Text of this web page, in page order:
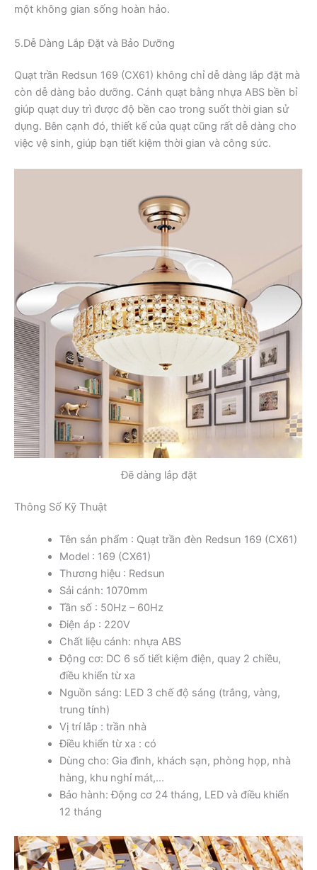
một không gian sống hoàn hảo.
5.Dễ Dàng Lắp Đặt và Bảo Dưỡng
Quạt trần Redsun 169 (CX61) không chỉ dễ dàng lắp đặt mà
còn dễ dàng bảo dưỡng. Cánh quạt bằng nhựa ABS bền bỉ
giúp quạt duy trì được độ bền cao trong suốt thời gian sử
dụng. Bên cạnh đó, thiết kế của quạt cũng rất dễ dàng cho
việc vệ sinh, giúp bạn tiết kiệm thời gian và công sức.
Đẽ dàng lắp đặt
Thông Số Kỹ Thuật
Tên sản phẩm : Quạt trần đèn Redsun 169 (CX61)
Model : 169 (CX61)
Thương hiệu : Redsun
Sải cánh: 1070mm
Tần số : 50Hz – 60Hz
Điện áp : 220V
Chất liệu cánh: nhựa ABS
Động cơ: DC 6 số tiết kiệm điện, quay 2 chiều,
điều khiển từ xa
Nguồn sáng: LED 3 chế độ sáng (trắng, vàng,
trung tính)
Vị trí lắp : trần nhà
Điều khiển từ xa : có
Dùng cho: Gia đình, khách sạn, phòng họp, nhà
hàng, khu nghỉ mát,…
Bảo hành: Động cơ 24 tháng, LED và điều khiển
12 tháng